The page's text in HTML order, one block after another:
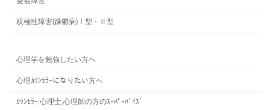
双極性障害(躁鬱病)Ⅰ型・Ⅱ型
心理学を勉強したい方へ
心理ｶｳﾝｾﾗｰになりたい方へ
ｶｳﾝｾﾗｰ,心理士,心理師の方のｽｰﾊﾟｰﾊﾞｲｽﾞ